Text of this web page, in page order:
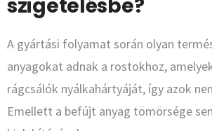
szigetelésbe?
A gyártási folyamat során olyan
anyagokat adnak a rostokhoz,
rágcsálók nyálkahártyáját, így azok
Emellett a befújt anyag tömörsége